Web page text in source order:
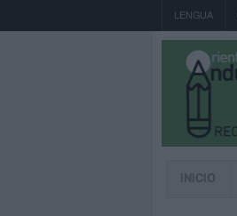
LENGUA
INICIO